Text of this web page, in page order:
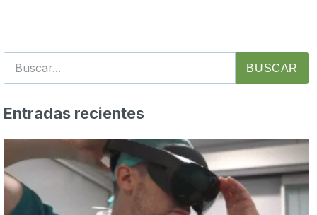
BUSCAR
Entradas recientes